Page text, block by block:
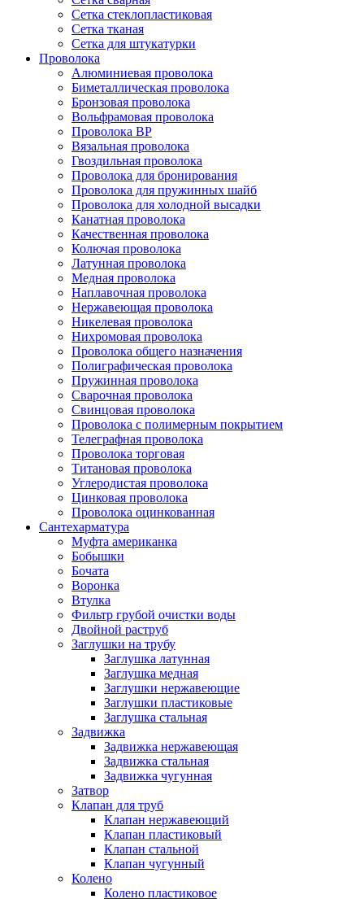
Сетка стеклопластиковая
Сетка тканая
Сетка для штукатурки
Проволока
Алюминиевая проволока
Биметаллическая проволока
Бронзовая проволока
Вольфрамовая проволока
Проволока ВР
Вязальная проволока
Гвоздильная проволока
Проволока для бронирования
Проволока для пружинных шайб
Проволока для холодной высадки
Канатная проволока
Качественная проволока
Колючая проволока
Латунная проволока
Медная проволока
Наплавочная проволока
Нержавеющая проволока
Никелевая проволока
Нихромовая проволока
Проволока общего назначения
Полиграфическая проволока
Пружинная проволока
Сварочная проволока
Свинцовая проволока
Проволока с полимерным покрытием
Телеграфная проволока
Проволока торговая
Титановая проволока
Углеродистая проволока
Цинковая проволока
Проволока оцинкованная
Сантехарматура
Муфта американка
Бобышки
Бочата
Воронка
Втулка
Фильтр грубой очистки воды
Двойной раструб
Заглушки на трубу
Заглушка латунная
Заглушка медная
Заглушки нержавеющие
Заглушки пластиковые
Заглушка стальная
Задвижка
Задвижка нержавеющая
Задвижка стальная
Задвижка чугунная
Затвор
Клапан для труб
Клапан нержавеющий
Клапан пластиковый
Клапан стальной
Клапан чугунный
Колено
Колено пластиковое